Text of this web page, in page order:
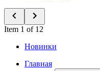
Item 1 of 12
Новинки
Главная